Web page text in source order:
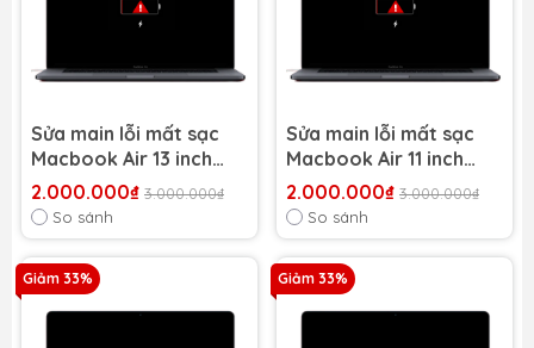
Sửa main lỗi mất sạc
Macbook Air 13 inch
2014 A1466
2.000.000₫ 3.000.000₫
So sánh
Sửa main lỗi mất sạc
Macbook Air 11 inch
2014 A1465
2.000.000₫ 3.000.000₫
So sánh
Giảm 33% Giảm 33%